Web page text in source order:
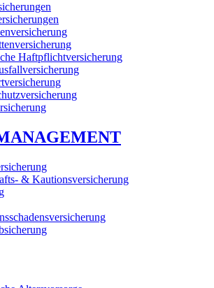
Haftpflichtversicherung
& Kautionsversicherung